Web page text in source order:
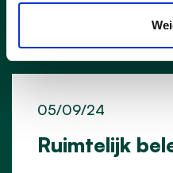
Ruimtelijk
05/09/24